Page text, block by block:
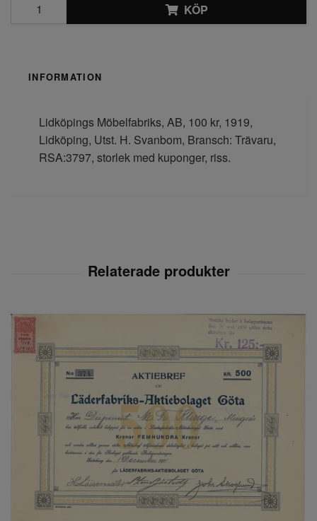
KÖP
INFORMATION
Lidköpings Möbelfabriks, AB, 100 kr, 1919,
Lidköping, Utst. H. Svanbom, Bransch: Trävaru,
RSA:3797, storlek med kuponger, riss.